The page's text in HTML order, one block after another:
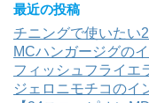
最近の投稿
チニングで使いたい
MCハンガージグの
フィッシュフライエ
ジェロニモチコのイ